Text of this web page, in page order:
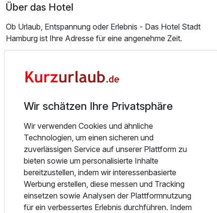
Über das Hotel
Ob Urlaub, Entspannung oder Erlebnis - Das Hotel Stadt
Hamburg ist Ihre Adresse für eine angenehme Zeit.
Ausgangspunkt, um das wunderschöne Bad Salzuflen zu
entdecken. Unser Haus bieten Ihnen 30 komfortable
und ein persönliches Ambiente. Das Hotel Stadt Hamburg
verfügt über ein Restaurant und einen Sommergarten im
Grünen mit altem Baumbestand. Mit dem Grill direkt an
ihrem Tisch können Sie sich nach Herzenslust Ihre
Wunsch-Raclettes zubereiten. Eine Bar sowie ein Aufzug
und der Wintergarten mit Blick in den Garten runden unser
Angebot ab.
Wir schätzen Ihre Privatsphäre
Wir verwenden Cookies und ähnliche
Technologien, um einen sicheren und
zuverlässigen Service auf unserer Plattform zu
bieten sowie um personalisierte Inhalte
bereitzustellen, indem wir interessenbasierte
Werbung erstellen, diese messen und Tracking
einsetzen sowie Analysen der Plattformnutzung
für ein verbessertes Erlebnis durchführen. Indem